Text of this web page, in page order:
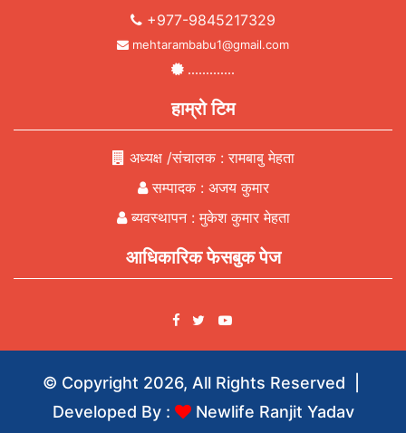
+977-9845217329
mehtarambabu1@gmail.com
हाम्रो टिम
अध्यक्ष /संचालक : रामबाबु मेहता
सम्पादक : अजय कुमार
ब्यवस्थापन : मुकेश कुमार मेहता
आधिकारिक फेसबुक पेज
FacebookYouTube
© Copyright 2026, All Rights Reserved |
Developed By :
Newlife Ranjit Yadav